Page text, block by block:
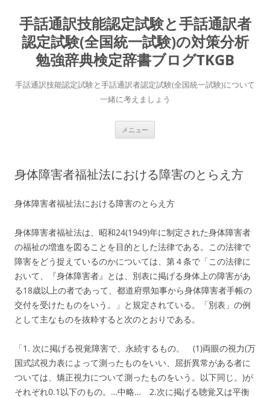
テ
ン
ツ
へ
プ
手話通訳技能認定試験と手話通訳者
認定試験(全国統一試験)の対策分析
勉強辞典検定辞書ブログTKGB
手話通訳技能認定試験と手話通訳者認定試験(全国統一試験)について
一緒に考えましょう
メニュー
身体障害者福祉法における障害のとらえ方
身体障害者福祉法における障害のとらえ方
身体障害者福祉法は、昭和24(1949)年に制定された身体障害者
の福祉の増進を図ることを目的とした法律である。この法律で
障害をどう捉えているのかについては、第４条で「この法律に
おいて、『身体障害者』とは、別表に掲げる身体上の障害があ
る18歳以上の者であって、都道府県知事から身体障害者手帳の
交付を受けたものをいう。」と規定されている。「別表」の例
として主なものを抜粋すると次のとおりである。
「1. 次に掲げる視覚障害で、永続するもの。 (1)両眼の視力(万
国式試視力表によって測ったものをいい、屈折異常がある者に
ついては、矯正視力について測ったものをいう。以下同じ。)が
それぞれ0.1以下のもの。…中略… 2.次に掲げる聴覚又は平衡